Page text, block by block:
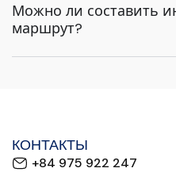
Можно ли составить
маршрут?
КОНТАКТЫ
+84 975 922 247